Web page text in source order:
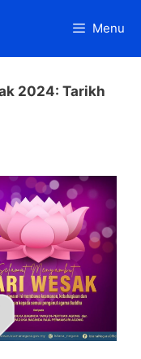
Menu
2024: Tarikh